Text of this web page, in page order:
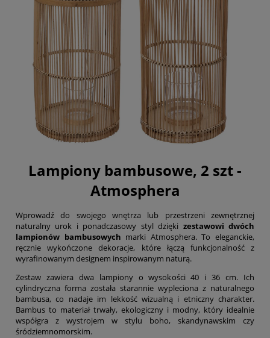
Lampiony bambusowe, 2 szt -
Atmosphera
Wprowadź do swojego wnętrza lub przestrzeni zewnętrznej
naturalny urok i ponadczasowy styl dzięki zestawowi dwóch
lampionów bambusowych marki Atmosphera. To eleganckie,
ręcznie wykończone dekoracje, które łączą funkcjonalność z
wyrafinowanym designem inspirowanym naturą.
Zestaw zawiera dwa lampiony o wysokości 40 i 36 cm. Ich
cylindryczna forma została starannie wypleciona z naturalnego
bambusa, co nadaje im lekkość wizualną i etniczny charakter.
Bambus to materiał trwały, ekologiczny i modny, który idealnie
współgra z wystrojem w stylu boho, skandynawskim czy
śródziemnomorskim.